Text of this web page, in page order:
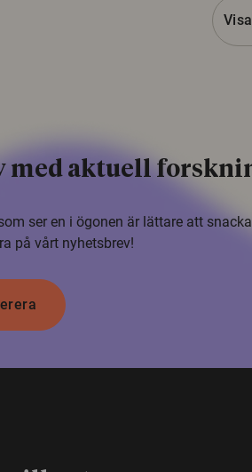
med aktuell
ser en i ögonen är lättare att
på vårt nyhetsbrev!